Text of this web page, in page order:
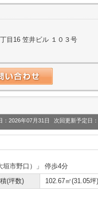
目16 笠井ビル １０３号
：2026年07月31日 次回更新予定日
垣市野口）」 停歩4分
(坪数)
102.67㎡(31.05坪)